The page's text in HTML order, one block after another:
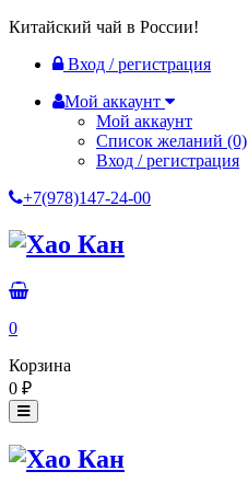
Китайский чай в России!
Вход / регистрация
Мой аккаунт
Мой аккаунт
Список желаний (0)
Вход / регистрация
+7(978)147-24-00
0
Корзина
0 ₽